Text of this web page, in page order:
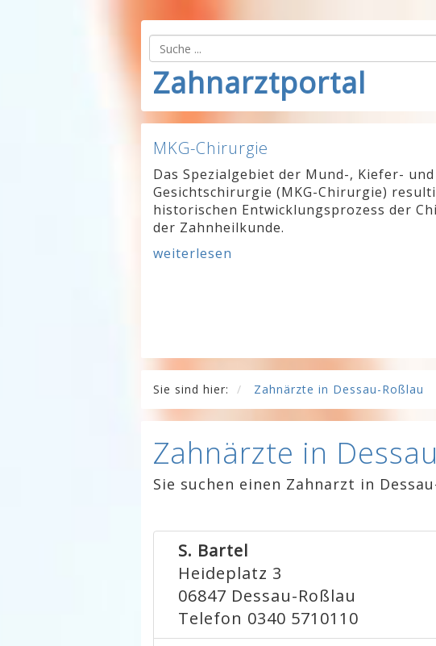
Zahnarztportal
MKG-Chirurgie
Das Spezialgebiet der Mund-, Kiefer- und
Gesichtschirurgie (MKG-Chirurgie)
historischen Entwicklungsprozess der
der Zahnheilkunde.
weiterlesen
Sie sind hier: Zahnärzte in Dessau-Roßlau
Zahnärzte in
Sie suchen einen Zahnarzt in
S. Bartel
Heideplatz 3
06847 Dessau-Roßlau
Telefon 0340 5710110